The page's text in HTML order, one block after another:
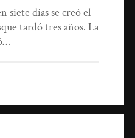
siete días se creó el
tardó tres años. La